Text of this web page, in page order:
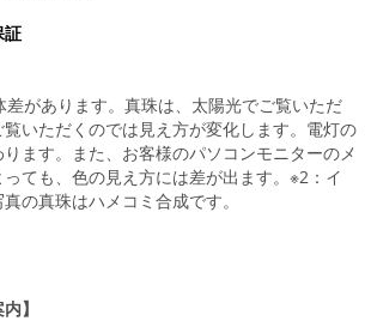
証
があります。真珠は、太陽光でご覧いただ
いただくのでは見え方が変化します。電灯の
ます。また、お客様のパソコンモニターのメ
ても、色の見え方には差が出ます。※2：イ
の真珠はハメコミ合成です。
】